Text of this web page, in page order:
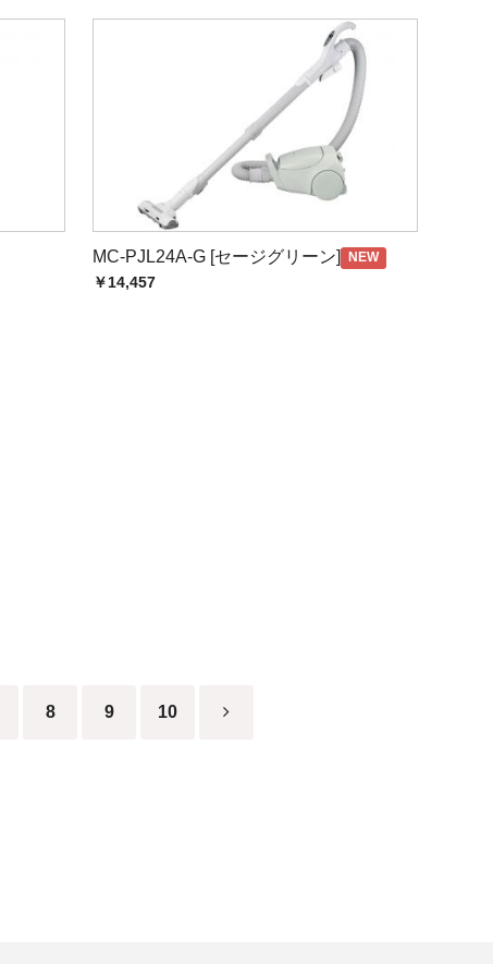
MC-PJL24A-G [セージグリーン] NEW
￥14,457
8 9 10